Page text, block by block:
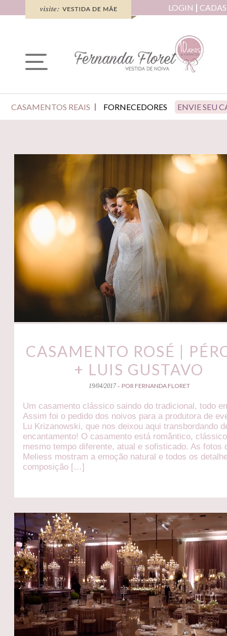
LOGIN
CASAMENTOS REAIS FORNECEDORES ENVIE SEU
CASAMENTO ROSÉ |
+ LUIS GUSTAVO
19/04/2017 - POR FERNANDA FLORET
Um casamento clássico saindo do tradicional, todo
Assim foi o pedido dos noivos para a produtora de
Lu Krizanowski, que nos deixou aqui transbordando
encantamento! O casamento está romântico,
mesmo tempo diferente, atual e sofisticado. As fotos
Meliess mostram a emoção natural e todos os
composição […]